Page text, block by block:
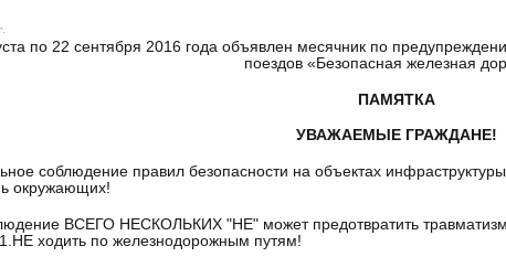
по 22 сентября 2016 года объявлен месячник по
поездов «Безопасная железная
ПАМЯТКА
УВАЖАЕМЫЕ ГРАЖДАНЕ!
соблюдение правил безопасности на объектах
окружающих!
ВСЕГО НЕСКОЛЬКИХ "НЕ" может предотвратить
ходить по железнодорожным путям!